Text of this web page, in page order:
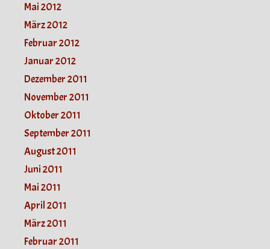
Mai 2012
März 2012
Februar 2012
Januar 2012
Dezember 2011
November 2011
Oktober 2011
September 2011
August 2011
Juni 2011
Mai 2011
April 2011
März 2011
Februar 2011